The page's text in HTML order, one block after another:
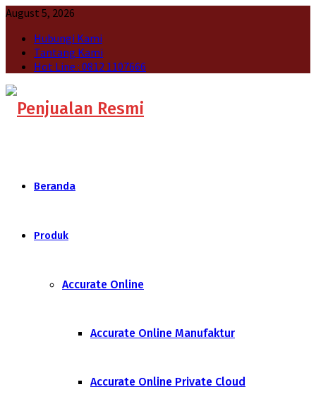
August 5, 2026
Hubungi Kami
Tantang Kami
Hot Line : 0812 1107666
Beranda
Produk
Accurate Online
Accurate Online Manufaktur
Accurate Online Private Cloud